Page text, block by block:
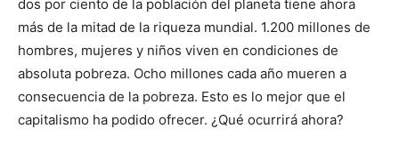
dos por ciento de la población del planeta tiene ahora
más de la mitad de la riqueza mundial. 1.200 millones de
hombres, mujeres y niños viven en condiciones de
absoluta pobreza. Ocho millones cada año mueren a
consecuencia de la pobreza. Esto es lo mejor que el
capitalismo ha podido ofrecer. ¿Qué ocurrirá ahora?